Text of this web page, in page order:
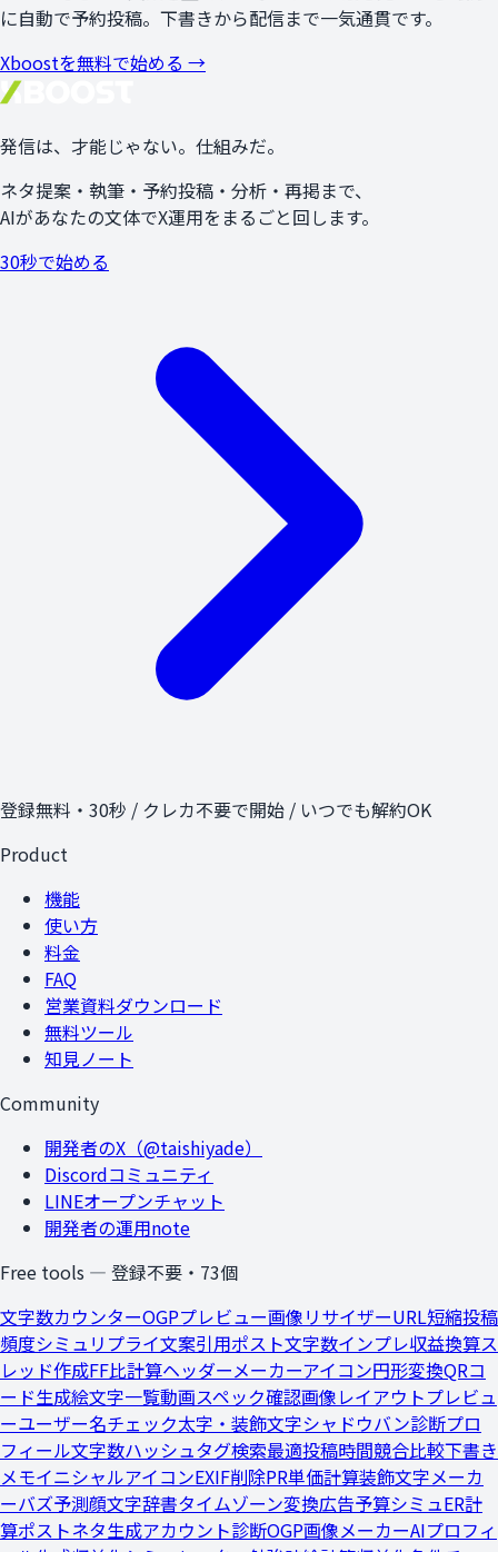
に自動で予約投稿。下書きから配信まで一気通貫です。
Xboostを無料で始める →
発信は、 才能じゃない。 仕組みだ。
ネタ提案・執筆・予約投稿・分析・再掲まで、
AIがあなたの文体でX運用をまるごと回します。
30秒で始める
登録無料・30秒 / クレカ不要で開始 / いつでも解約OK
Product
機能
使い方
料金
FAQ
営業資料ダウンロード
無料ツール
知見ノート
Community
開発者のX（@taishiyade）
Discordコミュニティ
LINEオープンチャット
開発者の運用note
Free tools — 登録不要・ 73個
文字数カウンターOGPプレビュー画像リサイザーURL短縮投稿
頻度シミュ リプライ文案引用ポスト文字数インプレ収益換算ス
レッド作成FF比計算ヘッダーメーカーアイコン円形変換QRコ
ード生成絵文字一覧動画スペック確認画像レイアウトプレビュ
ーユーザー名チェック太字・装飾文字シャドウバン診断プロ
フィール文字数ハッシュタグ検索最適投稿時間競合比較下書き
メモイニシャルアイコンEXIF削除PR単価計算装飾文字メーカ
ーバズ予測顔文字辞書タイムゾーン変換広告予算シミュER計
算ポストネタ生成アカウント診断OGP画像メーカーAIプロフィ